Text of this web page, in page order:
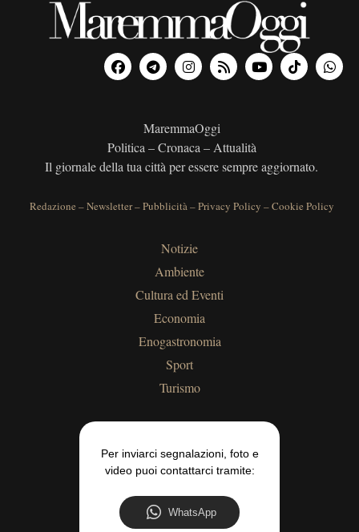
MaremmaOggi
Politica – Cronaca – Attualità
Il giornale della tua città per essere sempre aggiornato.
Redazione –Newsletter–Pubblicità–Privacy Policy –Cookie Policy
Notizie
Ambiente
Cultura ed Eventi
Economia
Enogastronomia
Sport
Turismo
Per inviarci segnalazioni, foto e
video puoi contattarci tramite:
WhatsApp